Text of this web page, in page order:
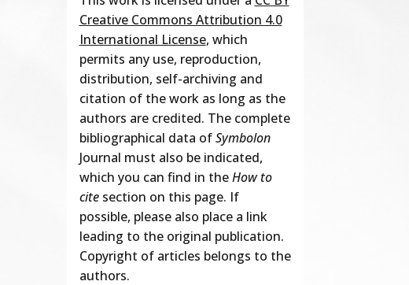
Creative Commons Attribution 4.0
International License, which
permits any use, reproduction,
distribution, self-archiving and
citation of the work as long as the
authors are credited. The complete
bibliographical data ofSymbolon
Journal must also be indicated,
which you can find in theHow to
citesection on this page. If
possible, please also place a link
leading to the original publication.
Copyright of articles belongs to the
authors.